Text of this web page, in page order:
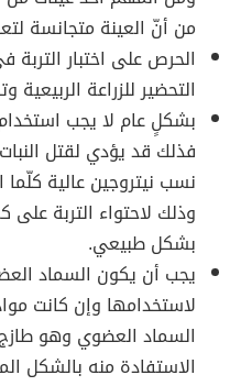
من أنّ العينة متجانسة
الحرص على اختبار
التحضير للزراعة
بشكلٍ عام لا يجب
فذلك قد يؤدي لقتل
نسب نيتروجين عالية
وذلك لاحتواء التربة على
بشكل طبيعي.
يجب أن يكون السماد
لاستخدامها وإن كانت
السماد العضوي وهو طازج
الاستفادة منه بالشكل